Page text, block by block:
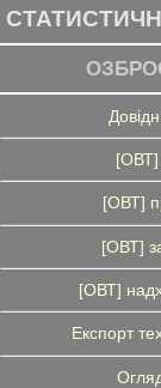
[ОВТ]
[ОВТ]
[ОВТ]
[ОВТ]
Експорт